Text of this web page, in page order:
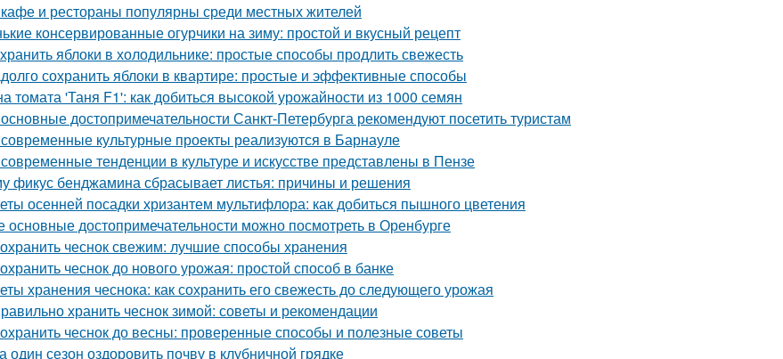
и рестораны популярны среди местных жителей
консервированные огурчики на зиму: простой и вкусный рецепт
яблоки в холодильнике: простые способы продлить свежесть
сохранить яблоки в квартире: простые и эффективные способы
томата 'Таня F1': как добиться высокой урожайности из 1000 семян
достопримечательности Санкт-Петербурга рекомендуют посетить туристам
культурные проекты реализуются в Барнауле
тенденции в культуре и искусстве представлены в Пензе
фикус бенджамина сбрасывает листья: причины и решения
осенней посадки хризантем мультифлора: как добиться пышного цветения
основные достопримечательности можно посмотреть в Оренбурге
чеснок свежим: лучшие способы хранения
чеснок до нового урожая: простой способ в банке
хранения чеснока: как сохранить его свежесть до следующего урожая
хранить чеснок зимой: советы и рекомендации
чеснок до весны: проверенные способы и полезные советы
один сезон оздоровить почву в клубничной грядке